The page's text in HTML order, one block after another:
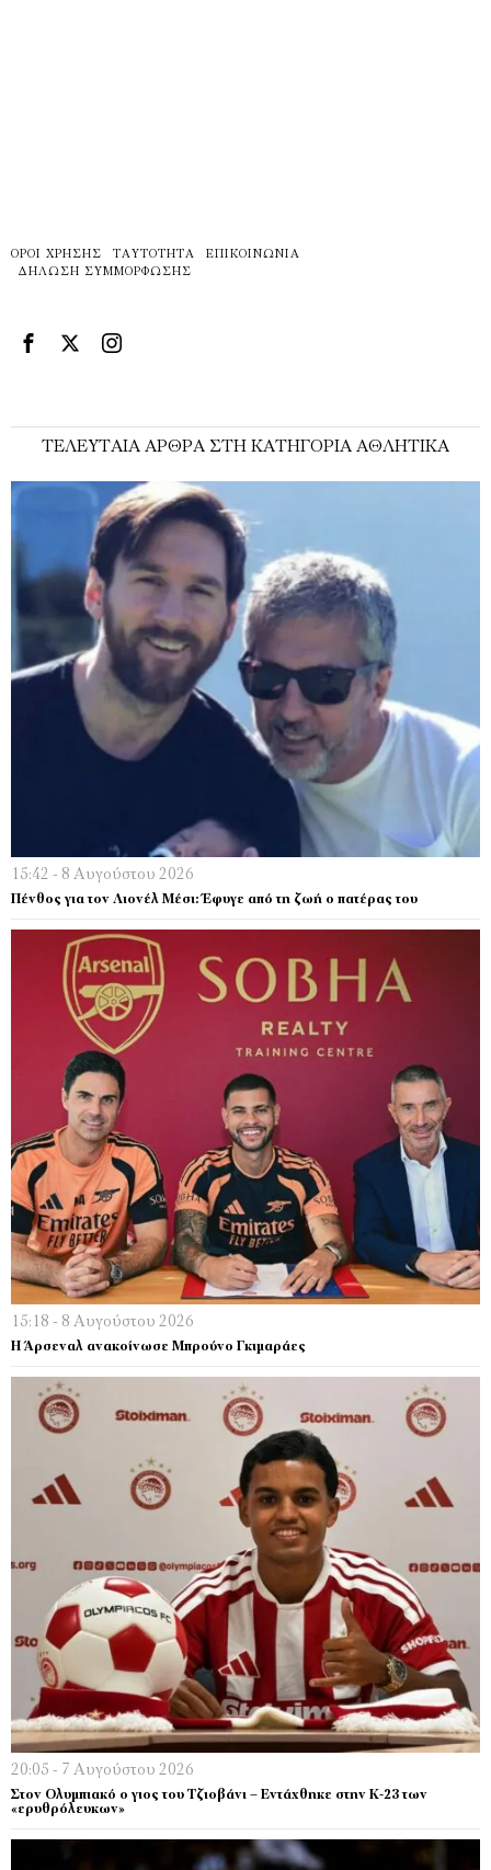
ΌΡΟΙ ΧΡΉΣΗΣ ΤΑΥΤΌΤΗΤΑ
ΕΠΙΚΟΙΝΩΝΊΑ
ΔΉΛΩΣΗ ΣΥΜΜΌΡΦΩΣΗΣ
ΤΕΛΕΥΤΑΊΑ ΆΡΘΡΑ ΣΤΗ ΚΑΤΗΓΟΡΊΑ ΑΘΛΗΤΙΚΆ
15:42 - 8 Αυγούστου 2026
Πένθος για τον Λιονέλ Μέσι: Έφυγε από τη ζωή ο πατέρας του
15:18 - 8 Αυγούστου 2026
Η Άρσεναλ ανακοίνωσε Μπρούνο Γκιμαράες
20:05 - 7 Αυγούστου 2026
Στον Ολυμπιακό ο γιος του Τζιοβάνι – Εντάχθηκε στην Κ-23 των
«ερυθρόλευκων»